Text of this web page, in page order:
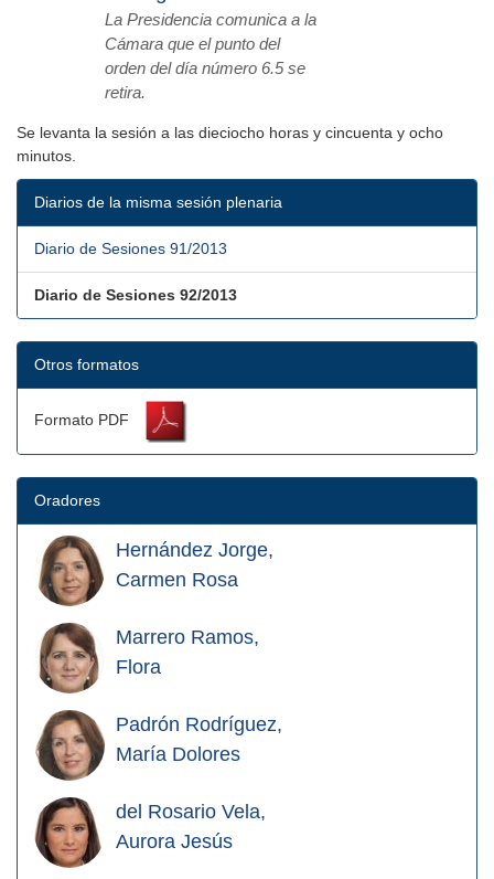
La Presidencia comunica a la
Cámara que el punto del
orden del día número 6.5 se
retira.
Se levanta la sesión a las dieciocho horas y cincuenta y ocho
minutos.
Diarios de la misma sesión plenaria
Diario de Sesiones 91/2013
Diario de Sesiones 92/2013
Otros formatos
Formato PDF
Oradores
Hernández Jorge,
Carmen Rosa
Marrero Ramos,
Flora
Padrón Rodríguez,
María Dolores
del Rosario Vela,
Aurora Jesús